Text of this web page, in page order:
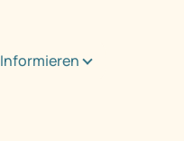
Informieren